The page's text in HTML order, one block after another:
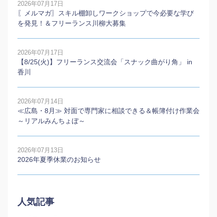
2026年07月17日
〖メルマガ〗スキル棚卸しワークショップで今必要な学び
を発見！＆フリーランス川柳大募集
2026年07月17日
【8/25(火)】フリーランス交流会「スナック曲がり角」 in
香川
2026年07月14日
≪広島・8月≫ 対面で専門家に相談できる＆帳簿付け作業会
～リアルみんちょぼ～
2026年07月13日
2026年夏季休業のお知らせ
人気記事